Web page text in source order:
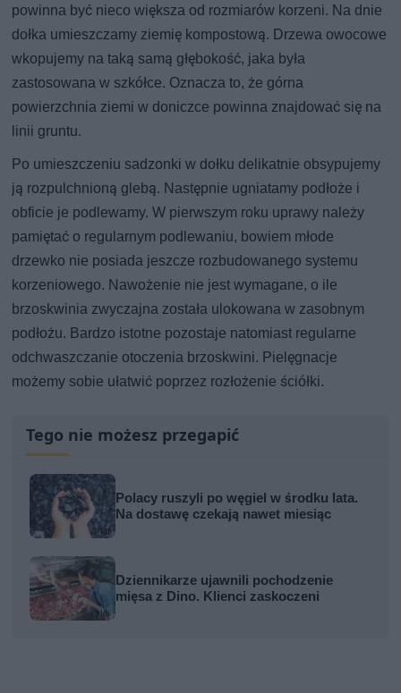
powinna być nieco większa od rozmiarów korzeni. Na dnie
dołka umieszczamy ziemię kompostową. Drzewa owocowe
wkopujemy na taką samą głębokość, jaka była
zastosowana w szkółce. Oznacza to, że górna
powierzchnia ziemi w doniczce powinna znajdować się na
linii gruntu.
Po umieszczeniu sadzonki w dołku delikatnie obsypujemy
ją rozpulchnioną glebą. Następnie ugniatamy podłoże i
obficie je podlewamy. W pierwszym roku uprawy należy
pamiętać o regularnym podlewaniu, bowiem młode
drzewko nie posiada jeszcze rozbudowanego systemu
korzeniowego. Nawożenie nie jest wymagane, o ile
brzoskwinia zwyczajna została ulokowana w zasobnym
podłożu. Bardzo istotne pozostaje natomiast regularne
odchwaszczanie otoczenia brzoskwini. Pielęgnacje
możemy sobie ułatwić poprzez rozłożenie ściółki.
Tego nie możesz przegapić
Polacy ruszyli po węgiel w środku lata.
Na dostawę czekają nawet miesiąc
Dziennikarze ujawnili pochodzenie
mięsa z Dino. Klienci zaskoczeni